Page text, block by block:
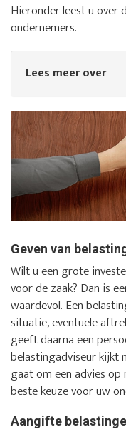
Hieronder leest u over
ondernemers.
Lees meer over
Geven van
Wilt u een grote
voor de zaak? Dan is
waardevol. Een
situatie, eventuele
geeft daarna een
belastingadviseur kijkt
gaat om een advies op
beste keuze voor uw
Aangifte